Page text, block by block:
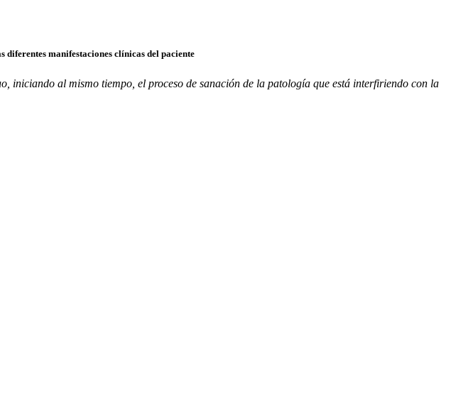
manifestaciones clínicas del paciente
iniciando al mismo tiempo, el proceso de sanación de la patología que está interfiriendo con la